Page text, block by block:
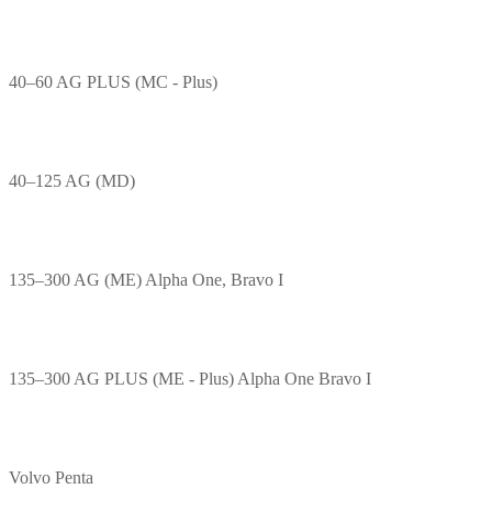
40–60 AG PLUS (MC - Plus)
40–125 AG (MD)
135–300 AG (ME) Alpha One, Bravo I
135–300 AG PLUS (ME - Plus) Alpha One Bravo I
Volvo Penta